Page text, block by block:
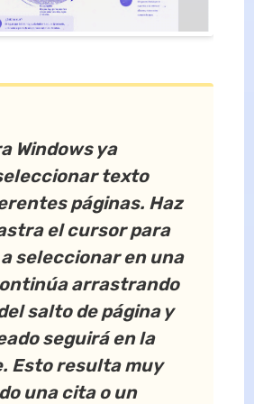
Windows ya
texto
páginas. Haz
el cursor para
seleccionar en una
arrastrando
salto de página y
seguirá en la
Esto resulta muy
una cita o un